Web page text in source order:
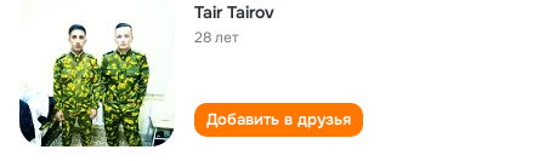
Tair Tairov
28 лет
Добавить в друзья